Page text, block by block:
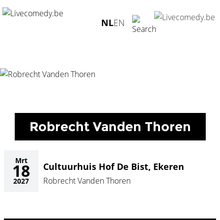
NLEN
Home/Agenda/ Robrecht Vanden Thoren
Cultuurhuis Hof
De Bist, Ekeren - 18.03.2027
Robrecht Vanden Thoren
Mrt
18
2027
Cultuurhuis Hof De Bist, Ekeren
Robrecht Vanden Thoren